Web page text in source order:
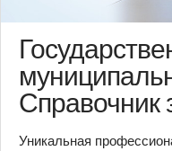
Справочник
Уникальная